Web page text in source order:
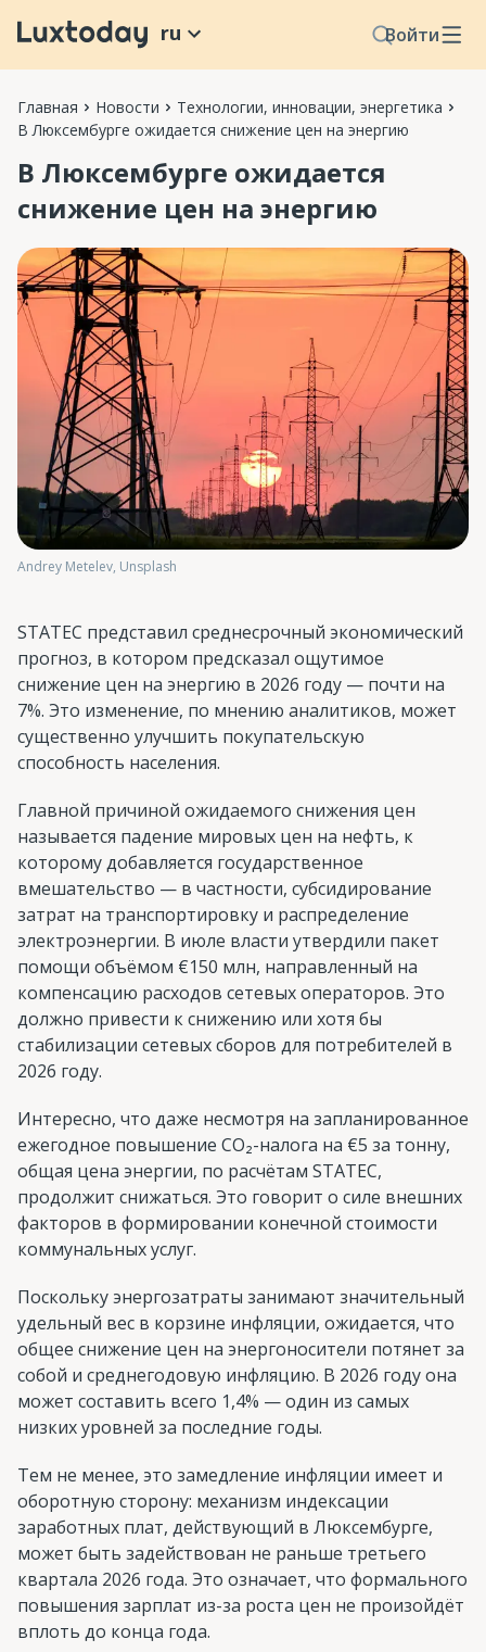
Войти
ru
Главная Новости
Технологии, инновации, энергетика
В Люксембурге ожидается снижение цен на энергию
В Люксембурге ожидается
снижение цен на энергию
Andrey Metelev, Unsplash
STATEC представил среднесрочный экономический
прогноз, в котором предсказал ощутимое
снижение цен на энергию в 2026 году — почти на
7%. Это изменение, по мнению аналитиков, может
существенно улучшить покупательскую
способность населения.
Главной причиной ожидаемого снижения цен
называется падение мировых цен на нефть, к
которому добавляется государственное
вмешательство — в частности, субсидирование
затрат на транспортировку и распределение
электроэнергии. В июле власти утвердили пакет
помощи объёмом €150 млн, направленный на
компенсацию расходов сетевых операторов. Это
должно привести к снижению или хотя бы
стабилизации сетевых сборов для потребителей в
2026 году.
Интересно, что даже несмотря на запланированное
ежегодное повышение CO₂-налога на €5 за тонну,
общая цена энергии, по расчётам STATEC,
продолжит снижаться. Это говорит о силе внешних
факторов в формировании конечной стоимости
коммунальных услуг.
Поскольку энергозатраты занимают значительный
удельный вес в корзине инфляции, ожидается, что
общее снижение цен на энергоносители потянет за
собой и среднегодовую инфляцию. В 2026 году она
может составить всего 1,4% — один из самых
низких уровней за последние годы.
Тем не менее, это замедление инфляции имеет и
оборотную сторону: механизм индексации
заработных плат, действующий в Люксембурге,
может быть задействован не раньше третьего
квартала 2026 года. Это означает, что формального
повышения зарплат из-за роста цен не произойдёт
вплоть до конца года.